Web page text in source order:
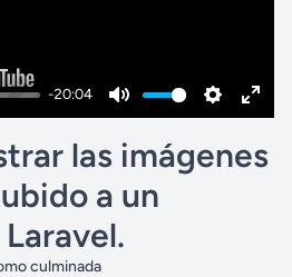
-20:04
M
u
e
S
e
E
n
las imágenes
a un
culminada